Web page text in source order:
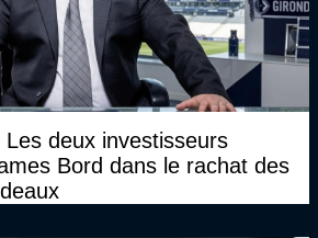
deux investisseurs
Bord dans le rachat des